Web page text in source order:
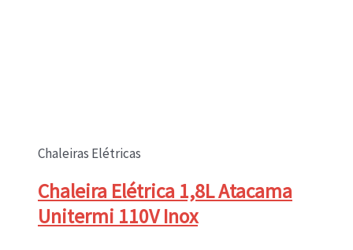
Chaleiras Elétricas
Chaleira Elétrica 1,8L Atacama
Unitermi 110V Inox